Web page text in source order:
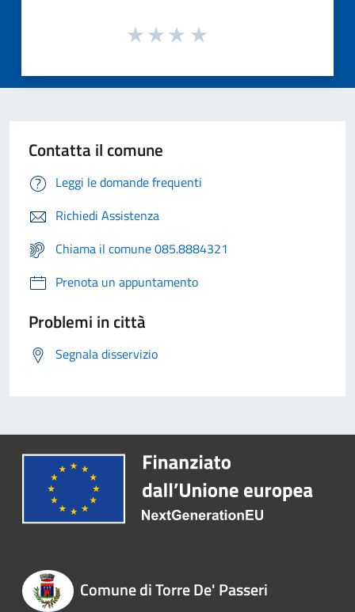
Contatta il comune
Leggi le domande frequenti
Richiedi Assistenza
Chiama il comune 085.8884321
Prenota un appuntamento
Problemi in città
Segnala disservizio
Comune di Torre De' Passeri